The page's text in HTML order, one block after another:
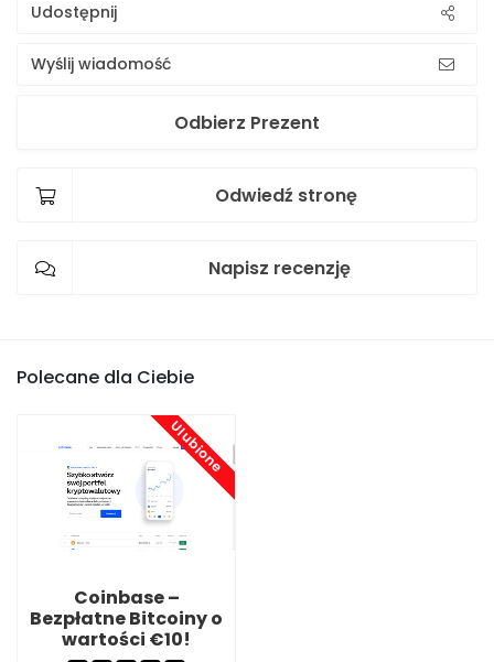
Udostępnij
Wyślij wiadomość
Odbierz Prezent
Odwiedź stronę
Napisz recenzję
Polecane dla Ciebie
Ulubione
Coinbase –
Bezpłatne Bitcoiny o
wartości €10!